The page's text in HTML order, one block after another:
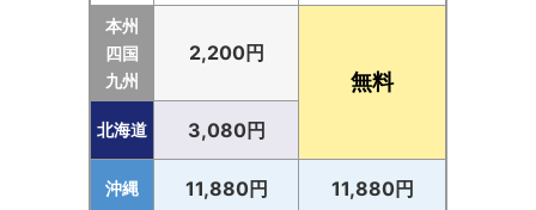
本州
四国
九州
2,200円
無料
北海道 3,080円
沖縄 11,880円 11,880円